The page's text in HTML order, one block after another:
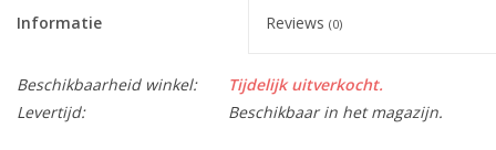
Informatie Reviews (0)
Beschikbaarheid winkel:
Tijdelijk uitverkocht.
Levertijd:
Beschikbaar in het magazijn.